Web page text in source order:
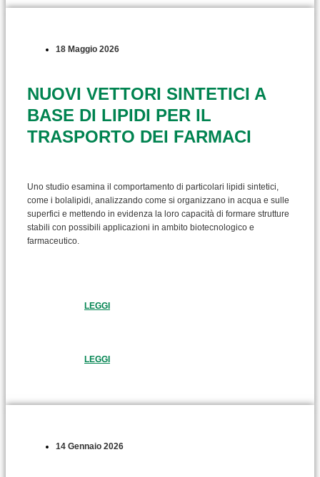
18 Maggio 2026
NUOVI VETTORI SINTETICI A
BASE DI LIPIDI PER IL
TRASPORTO DEI FARMACI
Uno studio esamina il comportamento di particolari lipidi sintetici,
come i bolalipidi, analizzando come si organizzano in acqua e sulle
superfici e mettendo in evidenza la loro capacità di formare strutture
stabili con possibili applicazioni in ambito biotecnologico e
farmaceutico.
LEGGI
LEGGI
14 Gennaio 2026